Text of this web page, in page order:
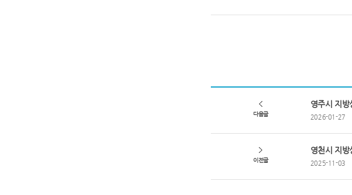
다음글
영주시 지
2026-01-27
이전글
영천시 지
2025-11-03